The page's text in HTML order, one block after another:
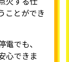
ことができ
でも、
心できま